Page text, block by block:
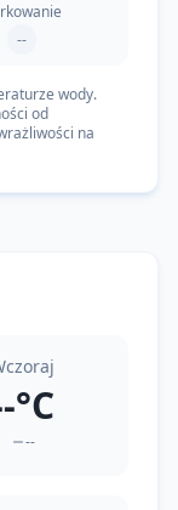
--
wody.
od
na
°C
--